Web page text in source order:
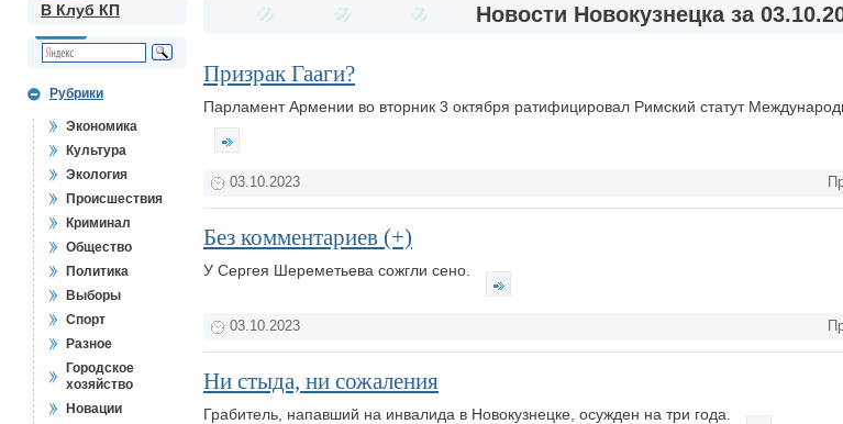
В Клуб КП
Рубрики
Экономика
Культура
Экология
Происшествия
Криминал
Общество
Политика
Выборы
Спорт
Разное
Городское
хозяйство
Новации
Новости Новокузнецка за
Призрак Гааги?
Парламент Армении во вторник 3 октября ратифицировал Римский статут
03.10.2023
Без комментариев (+)
У Сергея Шереметьева сожгли сено.
03.10.2023
Ни стыда, ни сожаления
Грабитель, напавший на инвалида в Новокузнецке, осужден на три года.